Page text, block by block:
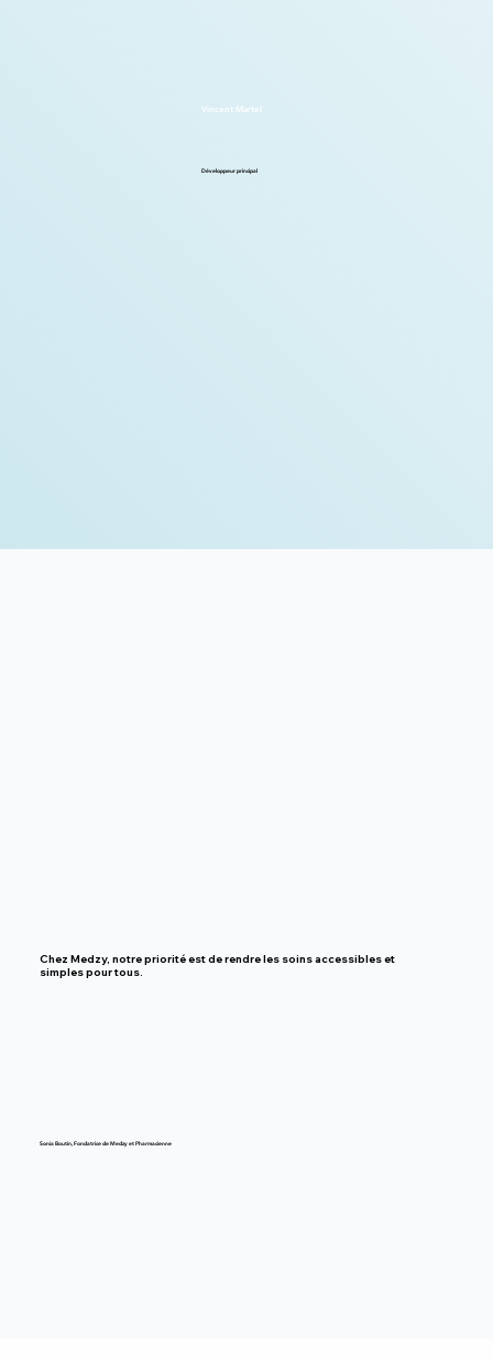
Vincent Martel
Développeur principal
Sonia Boutin, Fondatrice de Medzy et Pharmacienne
Chez Medzy, notre priorité est de rendreles soins accessibles et
simples pour tous.